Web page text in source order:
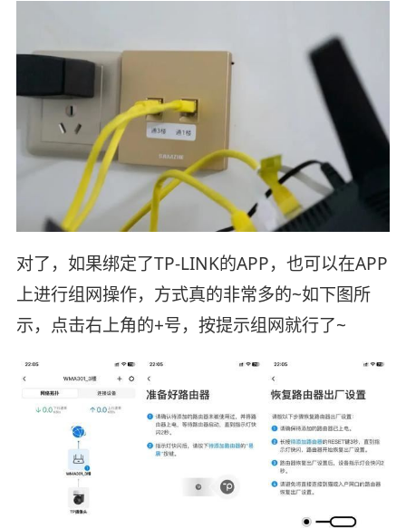
对了，如果绑定了TP-LINK的APP，也可以在APP
上进行组网操作，方式真的非常多的~如下图所
示，点击右上角的+号，按提示组网就行了~